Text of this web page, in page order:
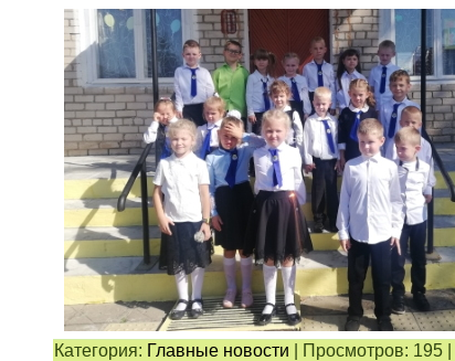
Категория: Главные новости Просмотров: 195|